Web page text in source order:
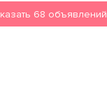
68 объявлений